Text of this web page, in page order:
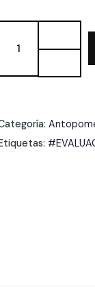
METALICO